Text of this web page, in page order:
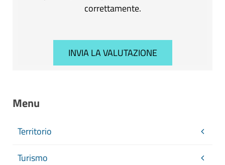
correttamente.
Menu
Territorio
Turismo